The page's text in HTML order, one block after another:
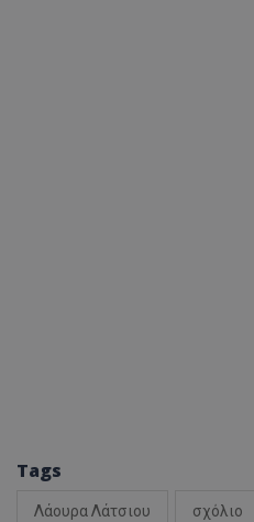
Tags
Λάουρα Λάτσιου σχόλιο